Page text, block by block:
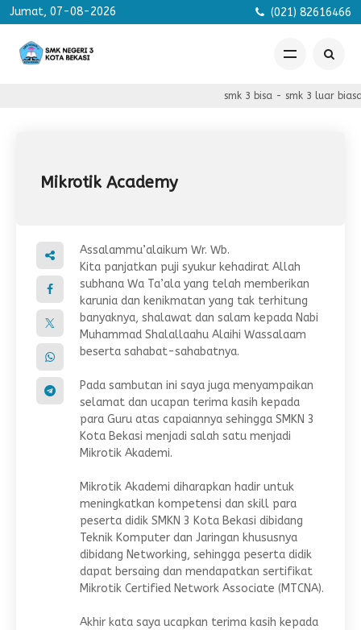
Jumat, 07-08-2026 (021) 82616466
smk 3 bisa - smk 3 luar biasa -
Mikrotik Academy
Assalammu’alaikum Wr. Wb.
Kita panjatkan puji syukur kehadirat Allah
subhana Wa Ta’ala yang telah memberikan
karunia dan kenikmatan yang tak terhitung
banyaknya, shalawat dan salam kepada Nabi
Muhammad Shalallaahu Alaihi Wassalaam
beserta sahabat-sahabatnya.
Pada sambutan ini saya juga menyampaikan
selamat dan ucapan terima kasih kepada
para Guru atas capaiannya sehingga SMKN 3
Kota Bekasi menjadi salah satu menjadi
Mikrotik Akademi.
Mikrotik Akademi diharapkan hadir untuk
meningkatkan kompetensi dan skill para
peserta didik SMKN 3 Kota Bekasi dibidang
Teknik Komputer dan Jaringan khususnya
dibidang Networking, sehingga peserta didik
dapat bersaing dan mendapatkan sertifikat
Mikrotik Certified Network Associate (MTCNA).
Akhir kata saya ucapkan terima kasih kepada